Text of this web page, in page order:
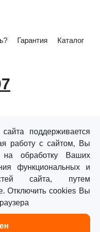
Гарантия Каталог
данных
поддерживается
работу с сайтом, Вы
на обработку Ваших
функциональных и
сайта, путем
Отключить cookies Вы